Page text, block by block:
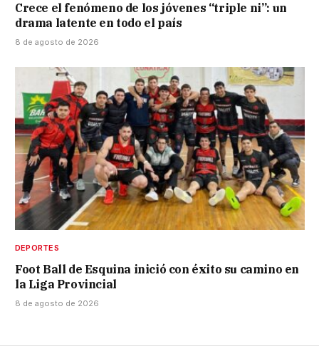
Crece el fenómeno de los jóvenes “triple ni”: un
drama latente en todo el país
8 de agosto de 2026
DEPORTES
Foot Ball de Esquina inició con éxito su camino en
la Liga Provincial
8 de agosto de 2026